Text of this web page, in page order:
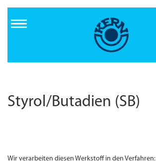
Inhalt
Styrol/Butadien (SB)
Wir verarbeiten diesen Werkstoff in den Verfahren: